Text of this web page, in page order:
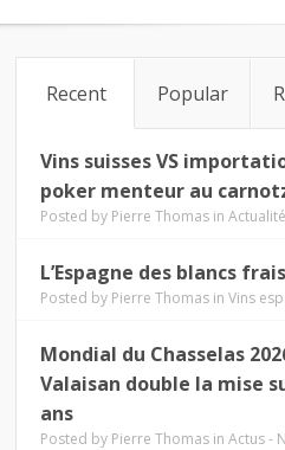
Reportages Vins du monde
Recent Popular
Vins suisses VS
poker menteur au
Posted by Pierre Thomas in
L’Espagne des blancs frais
Posted by Pierre Thomas in Vins
Mondial du Chasselas
Valaisan double la mise
ans
Posted by Pierre Thomas in Actus -